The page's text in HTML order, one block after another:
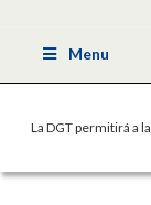
Menu
La DGT permitirá a